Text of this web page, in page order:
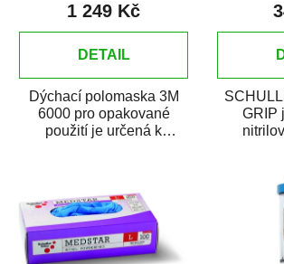
1 249 Kč
DETAIL
Dýchací polomaska 3M
6000 pro opakované
použití je určená k
GRIP